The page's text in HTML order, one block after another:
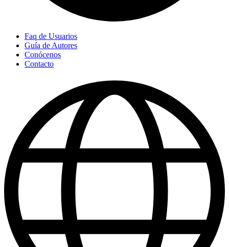
Faq de Usuarios
Guía de Autores
Conócenos
Contacto